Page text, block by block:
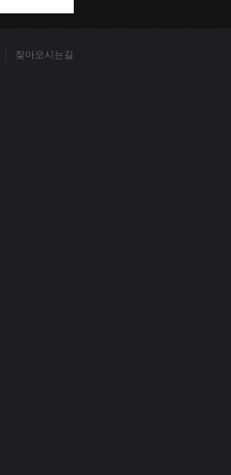
찾아오시는길